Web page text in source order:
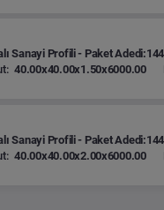
Sanayi Profili - Paket Adedi:144
40.00x40.00x1.50x6000.00
Sanayi Profili - Paket Adedi:144
40.00x40.00x2.00x6000.00